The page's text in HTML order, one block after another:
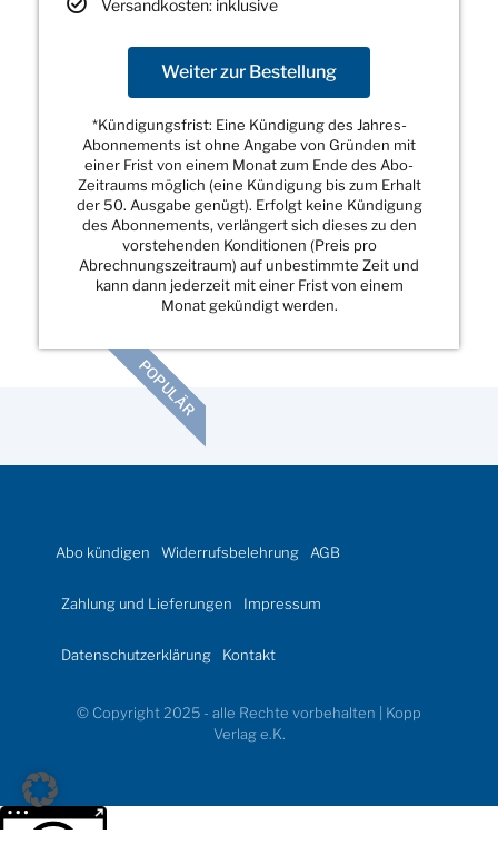
Versandkosten: inklusive
Weiter zur Bestellung
*Kündigungsfrist: Eine Kündigung des Jahres-
Abonnements ist ohne Angabe von Gründen mit
einer Frist von einem Monat zum Ende des Abo-
Zeitraums möglich (eine Kündigung bis zum Erhalt
der 50. Ausgabe genügt). Erfolgt keine Kündigung
des Abonnements, verlängert sich dieses zu den
vorstehenden Konditionen (Preis pro
Abrechnungszeitraum) auf unbestimmte Zeit und
kann dann jederzeit mit einer Frist von einem
Monat gekündigt werden.
POPULÄR
Abo kündigen Widerrufsbelehrung AGB
Zahlung und Lieferungen Impressum
Datenschutzerklärung Kontakt
© Copyright 2025 - alle Rechte vorbehalten | Kopp
Verlag e.K.
Weitere Informationen über den gesperrten Inhalt.